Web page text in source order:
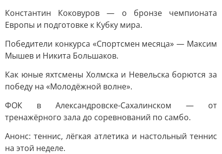
Константин Коковуров — о бронзе чемпионата
Европы и подготовке к Кубку мира.
Победители конкурса «Спортсмен месяца» — Максим
Мышев и Никита Большаков.
Как юные яхтсмены Холмска и Невельска борются за
победу на «Молодёжной волне».
ФОК в Александровске-Сахалинском — от
тренажёрного зала до соревнований по самбо.
Анонс: теннис, лёгкая атлетика и настольный теннис
на этой неделе.